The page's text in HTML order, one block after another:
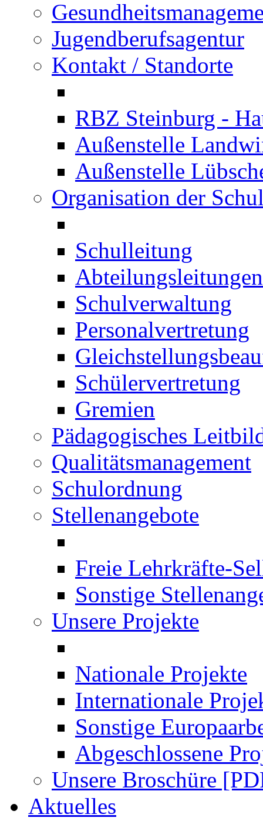
Jugendberufsagentur
Kontakt / Standorte
RBZ Steinburg -
Außenstelle
Außenstelle
Organisation der
Schulleitung
Abteilungsleitungen
Schulverwaltung
Personalvertretung
Schülervertretung
Gremien
Pädagogisches
Qualitätsmanagement
Schulordnung
Stellenangebote
Freie Lehrkräfte-
Sonstige
Unsere Projekte
Nationale Projekte
Internationale
Sonstige
Abgeschlossene
Unsere Broschüre
Aktuelles